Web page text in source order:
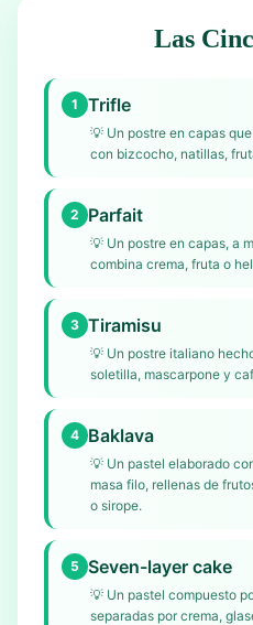
Las
1 Trifle
💡 Un postre en capas
con bizcocho, natillas,
2 Parfait
💡 Un postre en capas, a
combina crema, fruta o
3 Tiramisu
💡 Un postre italiano
soletilla, mascarpone y
4 Baklava
💡 Un pastel elaborado
masa filo, rellenas de
o sirope.
5 Seven-layer cake
💡 Un pastel compuesto
separadas por crema,